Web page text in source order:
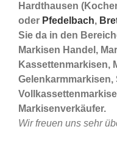
Hardthausen
oder Pfedelbach,
Sie da in den
Markisen Handel,
Kassettenmarkisen,
Markisenverkäufer.
Wir freuen uns sehr